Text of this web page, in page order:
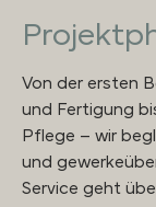
Von der ersten
und Fertigung
Pflege – wir
und
Service geht